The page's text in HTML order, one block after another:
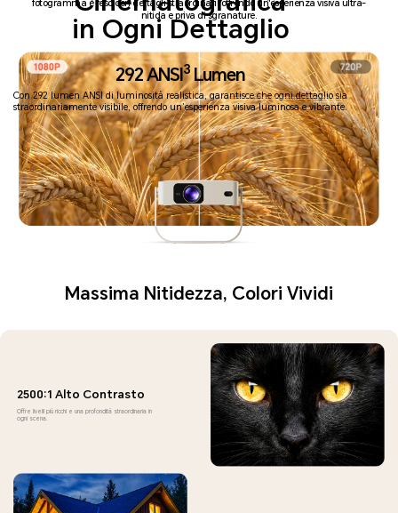
in Ogni Dettaglio
292 ANSI3Lumen
Con 292 lumen ANSI di luminosità realistica, garantisce che ogni dettaglio sia
straordinariamente visibile, offrendo un’esperienza visiva luminosa e vibrante.
*Il valore della luminosità ANSI si basa sui risultati dei test di laboratorio interni condotti in conformità con lo standard industriale ANSI/INFOCOMM
fotogramma è reso con dettagli straordinari, offrendo un'esperienza visiva ultra-
nitida e priva di sgranature.
Massima Nitidezza, Colori Vividi
2500:1 Alto Contrasto
Offre livelli più ricchi e una profondità straordinaria in
ogni scena.